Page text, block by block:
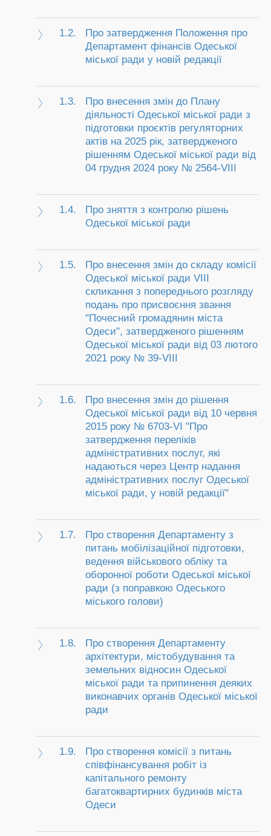
1.2.
Про затвердження Положення про
Департамент фінансів Одеської
міської ради у новій редакції
1.3.
Про внесення змін до Плану
діяльності Одеської міської ради з
підготовки проєктів регуляторних
актів на 2025 рік, затвердженого
рішенням Одеської міської ради від
04 грудня 2024 року № 2564-VIII
1.4.
Про зняття з контролю рішень
Одеської міської ради
1.5.
Про внесення змін до складу комісії
Одеської міської ради VIII
скликання з попереднього розгляду
подань про присвоєння звання
"Почесний громадянин міста
Одеси", затвердженого рішенням
Одеської міської ради від 03 лютого
2021 року № 39-VIII
1.6.
Про внесення змін до рішення
Одеської міської ради від 10 червня
2015 року № 6703-VI "Про
затвердження переліків
адміністративних послуг, які
надаються через Центр надання
адміністративних послуг Одеської
міської ради, у новій редакції"
1.7.
Про створення Департаменту з
питань мобілізаційної підготовки,
ведення військового обліку та
оборонної роботи Одеської міської
ради (з поправкою Одеського
міського голови)
1.8.
Про створення Департаменту
архітектури, містобудування та
земельних відносин Одеської
міської ради та припинення деяких
виконавчих органів Одеської міської
ради
1.9.
Про створення комісії з питань
співфінансування робіт із
капітального ремонту
багатоквартирних будинків міста
Одеси